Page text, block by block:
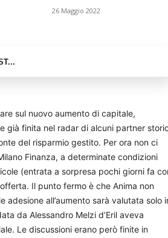
26 Maggio 2022
sul nuovo aumento di capitale,
già finita nel radar di alcuni partner
del risparmio gestito. Per ora non ci
Finanza, a determinate condizioni
(entrata a sorpresa pochi giorni fa
Il punto fermo è che Anima non
all’aumento sarà valutata solo
da Alessandro Melzi d’Eril aveva
Le discussioni erano però finite in